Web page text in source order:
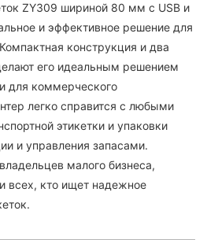
ZY309 шириной 80 мм с USB и
и эффективное решение для
конструкция и два
его идеальным решением
для коммерческого
легко справится с любыми
этикетки и упаковки
и управления запасами.
малого бизнеса,
всех, кто ищет надежное